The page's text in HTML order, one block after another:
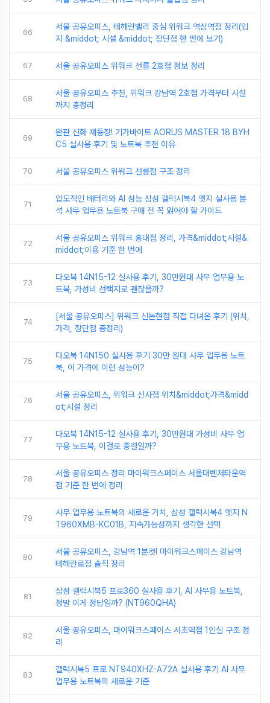
66
서울 공유오피스, 테헤란밸리 중심 위워크 역삼역점 정리(입
지 &middot; 시설 &middot; 장단점 한 번에 보기)
67 서울 공유오피스 위워크 선릉 2호점 정보 정리
68
서울 공유오피스 추천, 위워크 강남역 2호점 가격부터 시설
까지 총정리
69
완판 신화 재등장! 기가바이트 AORUS MASTER 18 BYH
C5 실사용 후기 및 노트북 추천 이유
70 서울 공유오피스 위워크 선릉점 구조 정리
71
압도적인 배터리와 AI 성능 삼성 갤럭시북4 엣지 실사용 분
석 사무 업무용 노트북 구매 전 꼭 읽어야 할 가이드
72
서울 공유오피스 위워크 홍대점 정리, 가격&middot;시설&
middot;이용 기준 한 번에
73
다오북 14N15-12 실사용 후기, 30만원대 사무 업무용 노
트북, 가성비 선택지로 괜찮을까?
74
[서울 공유오피스] 위워크 신논현점 직접 다녀온 후기 (위치,
가격, 장단점 총정리)
75
다오북 14N150 실사용 후기 30만 원대 사무 업무용 노트
북, 이 가격에 이런 성능이?
76
서울 공유오피스, 위워크 신사점 위치&middot;가격&midd
ot;시설 정리
77
다오북 14N15-12 실사용 후기, 30만원대 가성비 사무 업
무용 노트북, 이걸로 종결일까?
78
서울 공유오피스 정리 마이워크스페이스 서울대벤처타운역
점 기준 한 번에 정리
79
사무 업무용 노트북의 새로운 가치, 삼성 갤럭시북4 엣지 N
T960XMB-KC01B, 지속가능성까지 생각한 선택
80
서울 공유오피스, 강남역 1분컷! 마이워크스페이스 강남역
테헤란로점 솔직 정리
81
삼성 갤럭시북5 프로360 실사용 후기, AI 사무용 노트북,
정말 이게 정답일까? (NT960QHA)
82
서울 공유오피스, 마이워크스페이스 서초역점 1인실 구조 정
리
83
갤럭시북5 프로 NT940XHZ-A72A 실사용 후기 AI 사무
업무용 노트북의 새로운 기준